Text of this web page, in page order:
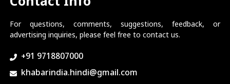
For questions, comments, suggestions, feedback, or
advertising inquiries, please feel free to contact us.
+91 9718807000
khabarindia.hindi@gmail.com